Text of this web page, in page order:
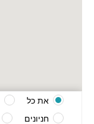
את כל
חניונים